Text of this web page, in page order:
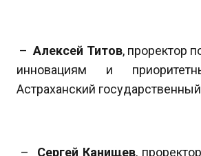
–Алексей Титов, проректор
инновациям и
Астраханский
– Сергей Канищев,